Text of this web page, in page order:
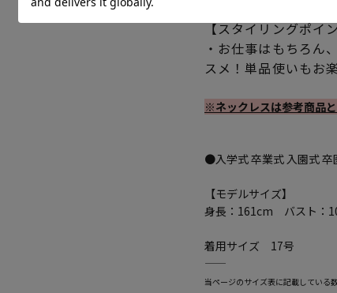
【スタイリングポイン
・お仕事はもちろん
スメ！単品使いもお
※ネックレスは参考商品
●入学式 卒業式 入園式 卒
【モデルサイズ】
身長：161cm バスト：
着用サイズ 17号
―――――――――――――――――――――――
当ページのサイズ表に記載している